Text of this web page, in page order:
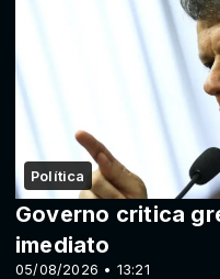
Política
05/08/2026 • 13:21
Governo critica
imediato